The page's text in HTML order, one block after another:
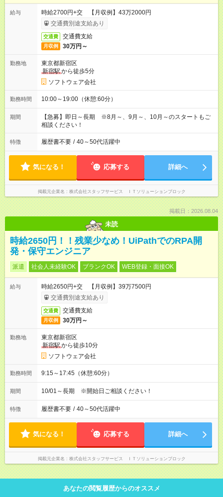
給与
時給2700円+交 【月収例】43万2000円
交通費別途支給あり
交通費 交通費支給
月収例 30万円～
勤務地
東京都新宿区
新宿駅から徒歩5分
ソフトウェア会社
勤務時間 10:00～19:00（休憩:60分）
期間
【急募】即日～長期 ※8月～、9月～、10月～のスタートもご
相談ください！
特徴 履歴書不要 / 40～50代活躍中
気になる！ 応募する 詳細へ
掲載元企業名 株式会社スタッフサービス ＩＴソリューションブロック
掲載日：2026.08.04
未読
時給2650円！！残業少なめ！UiPathでのRPA開
発・保守エンジニア
派遣 社会人未経験OK ブランクOK WEB登録・面接OK
給与
時給2650円+交 【月収例】39万7500円
交通費別途支給あり
交通費 交通費支給
月収例 30万円～
勤務地
東京都新宿区
新宿駅から徒歩10分
ソフトウェア会社
勤務時間 9:15～17:45（休憩:60分）
期間 10/01～長期 ※開始日ご相談ください！
特徴 履歴書不要 / 40～50代活躍中
気になる！ 応募する 詳細へ
掲載元企業名 株式会社スタッフサービス ＩＴソリューションブロック
あなたの閲覧履歴からのオススメ